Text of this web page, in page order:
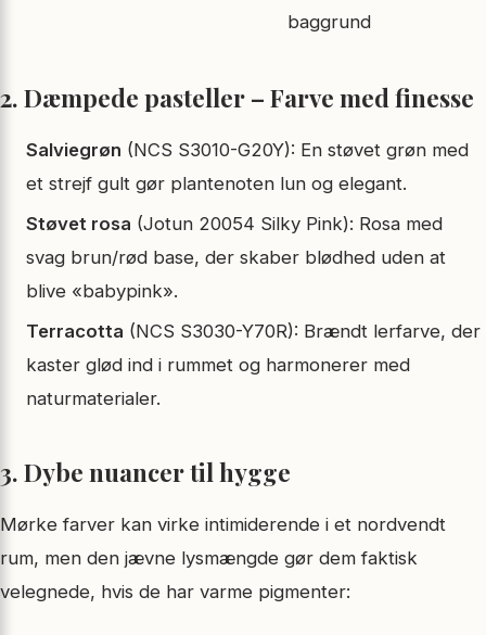
baggrund
2. Dæmpede pasteller – Farve med finesse
Salviegrøn (NCS S3010-G20Y): En støvet grøn med
et strejf gult gør plantenoten lun og elegant.
Støvet rosa (Jotun 20054 Silky Pink): Rosa med
svag brun/rød base, der skaber blødhed uden at
blive «babypink».
Terracotta (NCS S3030-Y70R): Brændt lerfarve, der
kaster glød ind i rummet og harmonerer med
naturmaterialer.
3. Dybe nuancer til hygge
Mørke farver kan virke intimiderende i et nordvendt
rum, men den jævne lysmængde gør dem faktisk
velegnede, hvis de har varme pigmenter: